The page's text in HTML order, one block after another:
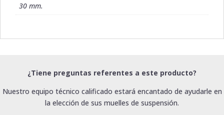
30 mm.
¿Tiene preguntas referentes a este producto?
Nuestro equipo técnico calificado estará encantado de ayudarle en
la elección de sus muelles de suspensión.